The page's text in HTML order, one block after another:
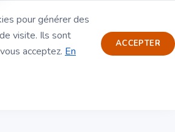
pour générer des
visite. Ils sont
acceptez. En
ACCEPTER